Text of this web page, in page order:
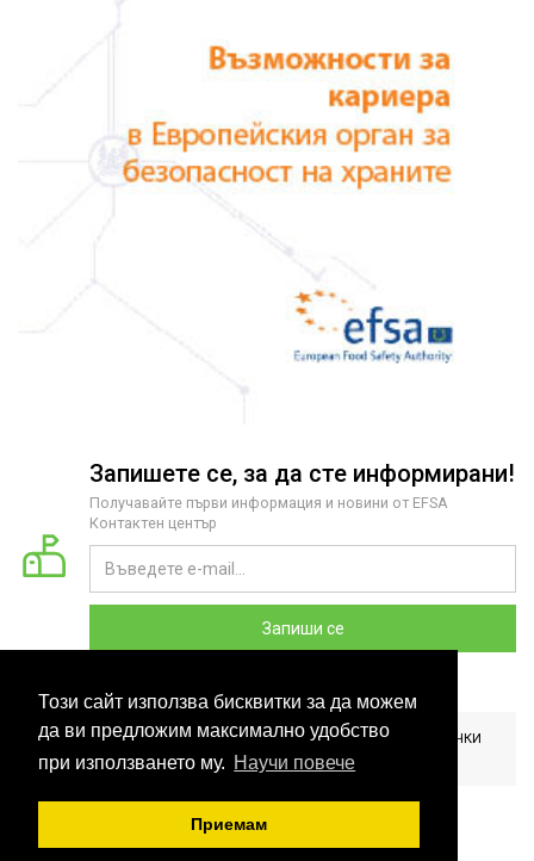
Този сайт използва бисквитки за да можем
да ви предложим максимално удобство
при използването му. Научи повече
Приемам
Запишете се, за да сте информирани!
Получавайте първи информация и новини от EFSA
Контактен център
Запиши се
2026 COPYRIGHT © EFSA КОНТАКТЕН ЦЕНТЪР БЪЛГАРИЯ. ВСИЧКИ
ПРАВА ЗАПАЗЕНИ. РАЗРАБОТЕНО ОТ